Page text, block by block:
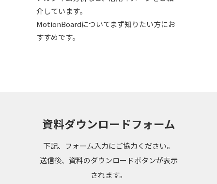
介しています。
MotionBoardについてまず知りたい方にお
すすめです。
資料ダウンロードフォーム
下記、フォーム入力にご協力ください。
送信後、資料のダウンロードボタンが表示
されます。